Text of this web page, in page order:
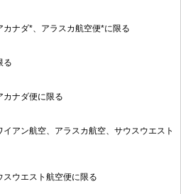
ナダ*、アラスカ航空便*に限る
る
カナダ便に限る
アン航空、アラスカ航空、サウスウエスト
ウエスト航空便に限る